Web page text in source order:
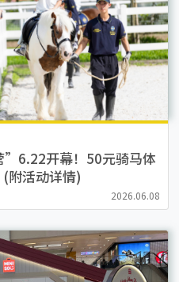
开幕！50元骑马体
附活动详情)
2026.06.08